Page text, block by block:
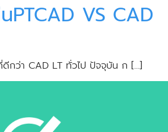
หน้าแรก
News
ติดต่อเรา
VS CAD
กว่า CAD LT ทั่วไป ปัจจุบัน ก […]